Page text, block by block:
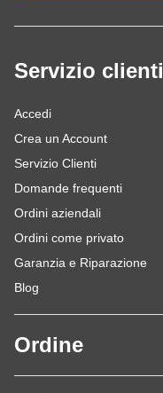
Servizio clienti
Accedi
Crea un Account
Servizio Clienti
Domande frequenti
Ordini aziendali
Ordini come privato
Garanzia e Riparazione
Blog
Ordine